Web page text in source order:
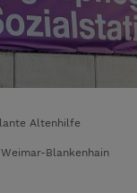
Altenhilfe
Weimar-Blankenhain